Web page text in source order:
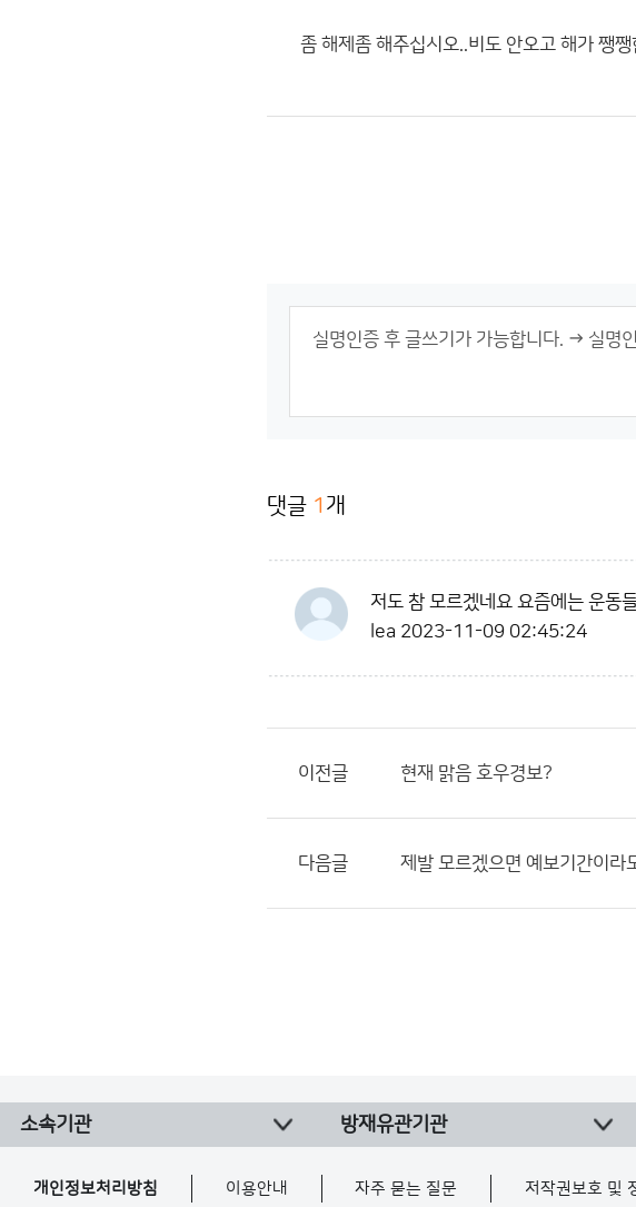
좀 해제좀 해주십시오..비도 안오고 해가 쨍
댓글 1 개
저도 참 모르겠네요 요즘에는 운동
lea 2023-11-09 02:45:24
이전글 현재 맑음 호우경보?
다음글 제발 모르겠으면 예보기간이라
소속기관 방재유관기관
개인정보처리방침 이용안내 자주 묻는 질문 저작권보호 및